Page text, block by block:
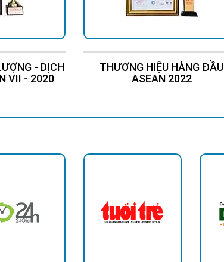
- DỊCH
VII - 2020
THƯƠNG HIỆU HÀNG ĐẦU
ASEAN 2022